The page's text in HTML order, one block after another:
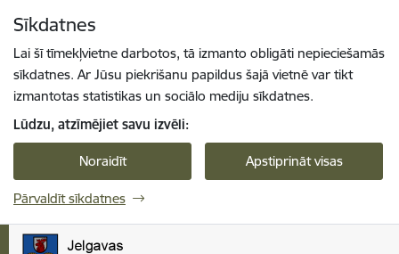
Sīkdatnes
Lai šī tīmekļvietne darbotos, tā izmanto obligāti nepieciešamās
sīkdatnes. Ar Jūsu piekrišanu papildus šajā vietnē var tikt
izmantotas statistikas un sociālo mediju sīkdatnes.
Lūdzu, atzīmējiet savu izvēli:
Noraidīt Apstiprināt visas
Pārvaldīt sīkdatnes